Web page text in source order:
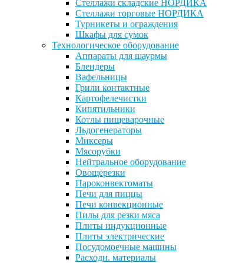
Стеллажи складские НОРДИКА
Стеллажи торговые НОРДИКА
Турникеты и ограждения
Шкафы для сумок
Технологическое оборудование
Аппараты для шаурмы
Блендеры
Вафельницы
Грили контактные
Картофелечистки
Кипятильники
Котлы пищеварочные
Льдогенераторы
Миксеры
Мясорубки
Нейтральное оборудование
Овощерезки
Пароконвектоматы
Печи для пиццы
Печи конвекционные
Пилы для резки мяса
Плиты индукционные
Плиты электрические
Посудомоечные машины
Расходн. материалы